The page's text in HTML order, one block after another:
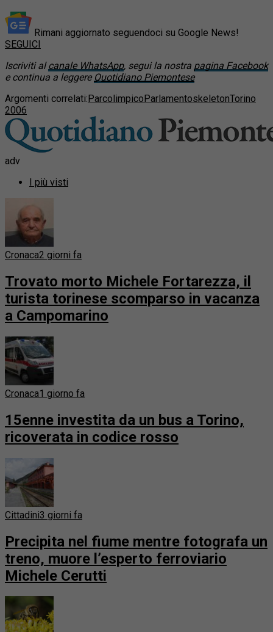
Rimani aggiornato seguendoci su Google News!
SEGUICI
Iscriviti alcanale WhatsApp, segui la nostra pagina Facebook
e continua a leggere Quotidiano Piemontese
Argomenti correlati:ParcolimpicoParlamentoskeletonTorino
2006
adv
I più visti
Cronaca2 giorni fa
Trovato morto Michele Fortarezza, il
turista torinese scomparso in vacanza
a Campomarino
Cronaca1 giorno fa
15enne investita da un bus a Torino,
ricoverata in codice rosso
Cittadini3 giorni fa
Precipita nel fiume mentre fotografa un
treno, muore l’esperto ferroviario
Michele Cerutti